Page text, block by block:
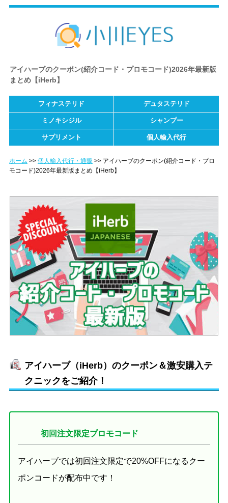
アイハーブのクーポン(紹介コード・プロモコード)2026年最新版
まとめ【iHerb】
フィナステリド デュタステリド
ミノキシジル シャンプー
サプリメント 個人輸入代行
ホーム 個人輸入代行・通販
アイハーブのクーポン(紹介コード・プロ
モコード)2026年最新版まとめ【iHerb】
アイハーブ（iHerb）のクーポン＆激安購入テ
クニックをご紹介！
初回注文限定プロモコード
アイハーブでは初回注文限定で20%OFFになるクー
ポンコードが配布中です！